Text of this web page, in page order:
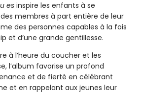
es inspire les enfants à se
membres à part entière de leur
des personnes capables à la fois
et d’une grande gentillesse.
à l’heure du coucher et les
l’album favorise un profond
et de fierté en célébrant
et en rappelant aux jeunes leur